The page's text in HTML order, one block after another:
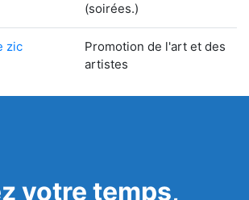
(soirées.)
zic
Promotion de l'art et des
artistes
votre temps,